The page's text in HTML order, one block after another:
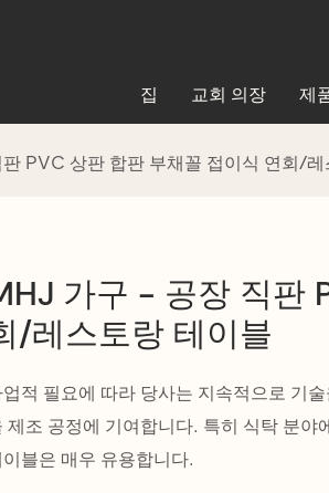
집 교회 의장 제
PVC 상판 합판 부채꼴 접이식 연회/레
가구 - 공장 직판
/레스토랑 테이블
적 필요에 따라 당사는 지속적으로 기
제조 공정에 기여합니다. 특히 식탁 분
블은 매우 유용합니다.